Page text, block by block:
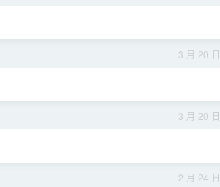
3 月 20 日
3 月 20 日
2 月 24 日